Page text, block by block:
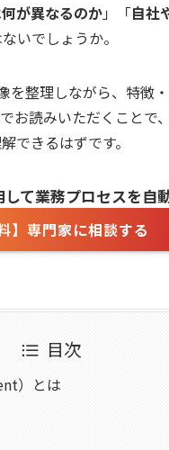
が異なるのか」「自社
いでしょうか。
整理しながら、特徴
お読みいただくこと
できるはずです。
て業務プロセスを自
】専門家に相談する
目次
）とは